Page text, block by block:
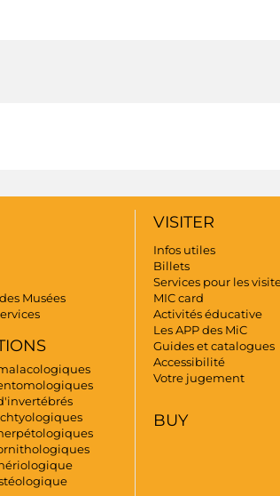
Musées
VISITER
Infos utiles
Billets
Services pour les
MIC card
Activités éducative
Les APP des MiC
Guides et catalogues
Accessibilité
Votre jugement
BUY